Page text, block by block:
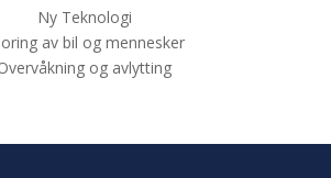
Ny Teknologi
av bil og mennesker
og avlytting